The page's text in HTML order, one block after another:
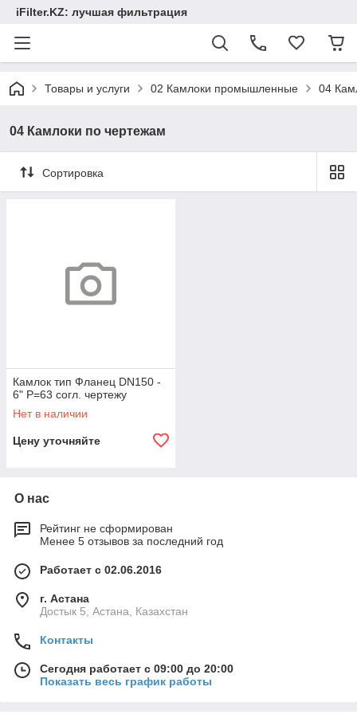
iFilter.KZ: лучшая фильтрация
Товары и услуги 02 Камлоки промышленные 04
04 Камлоки по чертежам
Сортировка
Камлок тип Фланец DN150 -
6" P=63 согл. чертежу
Нет в наличии
Цену уточняйте
О нас
Рейтинг не сформирован
Менее 5 отзывов за последний год
Работает с 02.06.2016
г. Астана
Достык 5, Астана, Казахстан
Контакты
Сегодня работает с 09:00 до 20:00
Показать весь график работы